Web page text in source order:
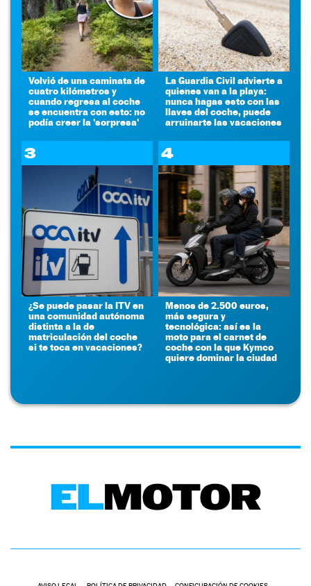
Volvió de una caminata de
cuatro kilómetros y
cuando regresa al coche
se encuentra con esto: no
podía creer la 'sorpresa'
La Guardia Civil advierte a
quienes van a la playa:
nunca hagas esto con las
llaves del coche, puede
arruinarte las vacaciones
3
¿Se puede pasar la ITV en
una comunidad autónoma
distinta a la de
matriculación del coche
si te toca en vacaciones?
4
Menos de 2.500 euros,
más segura y
tecnológica: así es la
moto para el carnet de
coche con la que Kymco
quiere dominar la ciudad